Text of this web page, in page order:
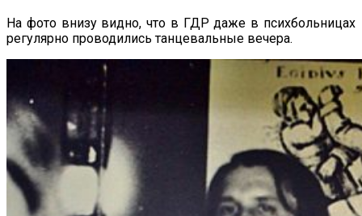
На фото внизу видно, что в ГДР даже в психбольницах
регулярно проводились танцевальные вечера.